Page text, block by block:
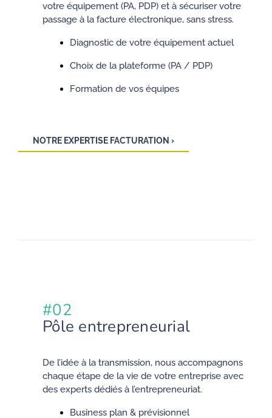
votre équipement (PA, PDP) et à sécuriser votre
passage à la facture électronique, sans stress.
Diagnostic de votre équipement actuel
Choix de la plateforme (PA / PDP)
Formation de vos équipes
NOTRE EXPERTISE FACTURATION ›
#02
Pôle entrepreneurial
De l’idée à la transmission, nous accompagnons
chaque étape de la vie de votre entreprise avec
des experts dédiés à l’entrepreneuriat.
Business plan & prévisionnel